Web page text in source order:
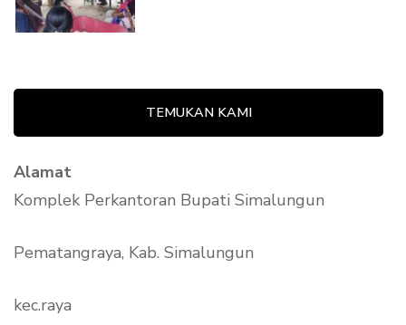
TEMUKAN KAMI
Alamat
Komplek Perkantoran Bupati Simalungun
Pematangraya, Kab. Simalungun
kec.raya